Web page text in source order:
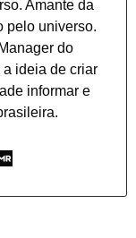
Amante da
pelo universo.
do
a ideia de criar
informar e